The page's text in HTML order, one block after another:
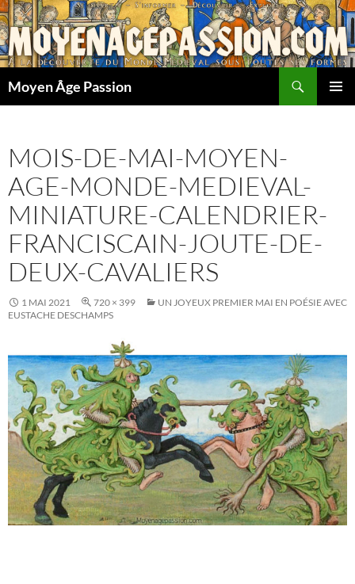
Aller
au
contenu
Moyen Âge Passion
MOIS-DE-MAI-MOYEN-
AGE-MONDE-MEDIEVAL-
MINIATURE-CALENDRIER-
FRANCISCAIN-JOUTE-DE-
DEUX-CAVALIERS
1 MAI 2021 720 × 399
UN JOYEUX PREMIER MAI EN POÉSIE AVEC
EUSTACHE DESCHAMPS